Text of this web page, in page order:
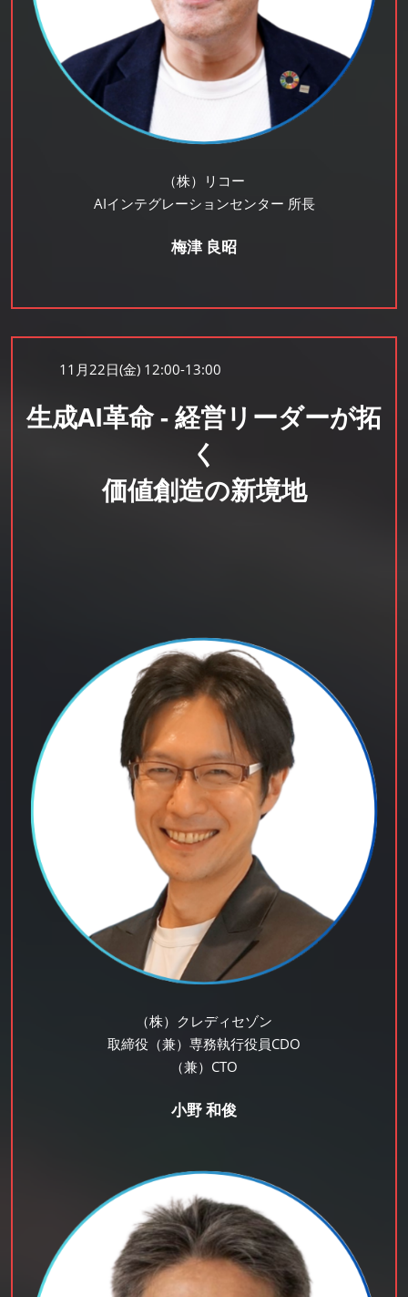
（株）リコー
AIインテグレーションセンター 所長
梅津 良昭
11月22日(金) 12:00-13:00
生成AI革命 - 経営リーダーが拓
く
価値創造の新境地
（株）クレディセゾン
取締役（兼）専務執行役員CDO
（兼）CTO
小野 和俊